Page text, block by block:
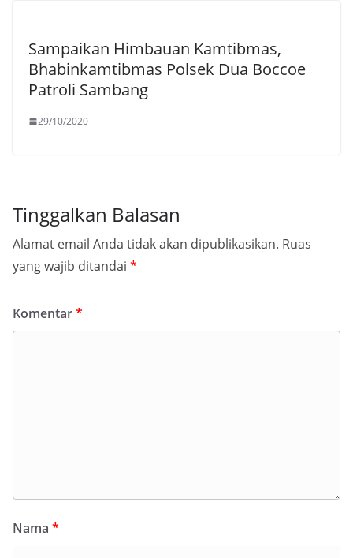
Sampaikan Himbauan Kamtibmas,
Bhabinkamtibmas Polsek Dua Boccoe
Patroli Sambang
29/10/2020
Tinggalkan Balasan
Alamat email Anda tidak akan dipublikasikan. Ruas
yang wajib ditandai *
Komentar*
Nama *